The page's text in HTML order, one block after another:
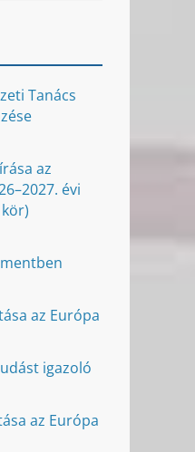
Tanács
az
évi
az Európa
igazoló
az Európa